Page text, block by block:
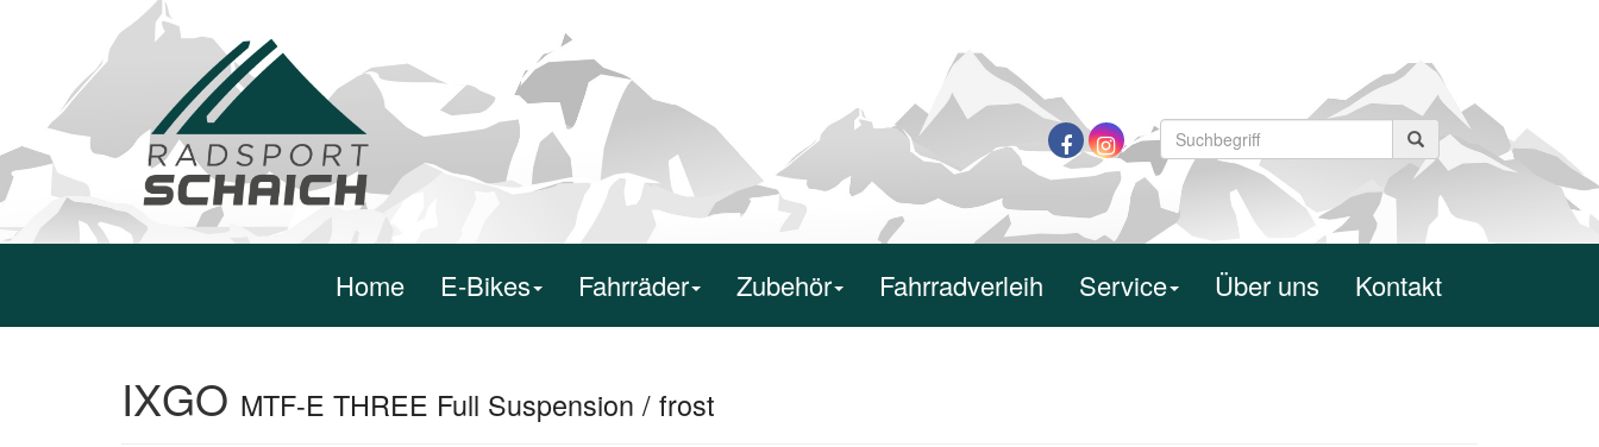
Home E-Bikes Fahrräder Zubehör Fahrradverleih Service Über uns Kontakt
IXGO MTF-E THREE Full Suspension / frost